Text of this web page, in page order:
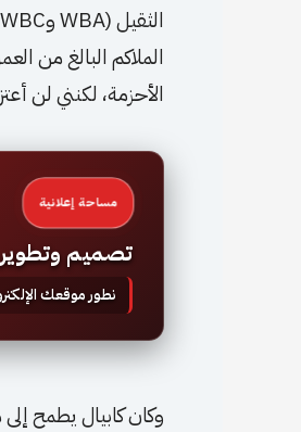
الأحزمة، لكنني لن
مساحة إعلانية
تصميم وتطوير
نطور موقعك
وكان كابيال يطمح